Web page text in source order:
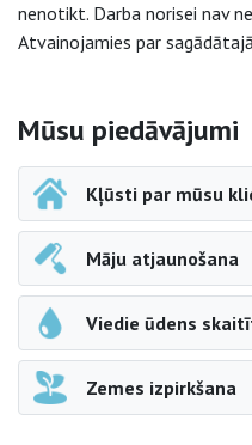
nenotikt. Darba norisei nav
Atvainojamies par
Sāna navigācija
Mūsu piedāvājumi
Kļūsti par mūsu
Māju atjaunošana
Viedie ūdens
Zemes izpirkšana